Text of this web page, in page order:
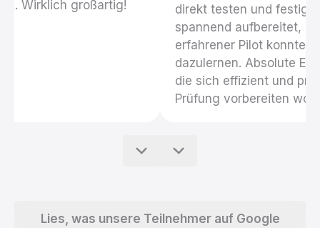
Wirklich großartig!
direkt testen und
spannend aufbereitet,
erfahrener Pilot konnte
dazulernen. Absolute
die sich effizient und
Prüfung vorbereiten
Zurück Weiter
Lies, was unsere Teilnehmer auf Google